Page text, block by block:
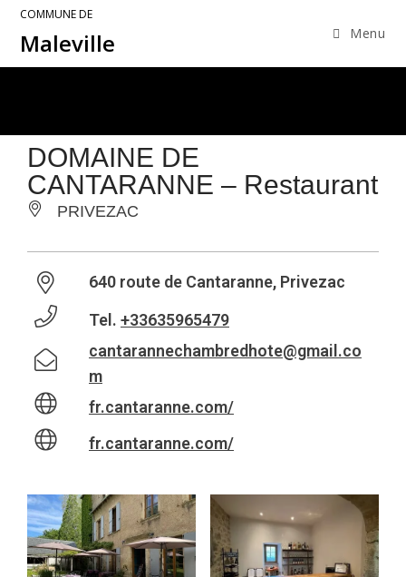
COMMUNE DE
Maleville Menu
DOMAINE DE
CANTARANNE – Restaurant
PRIVEZAC
640 route de Cantaranne, Privezac
Tel. +33635965479
cantarannechambredhote@gmail.co
m
fr.cantaranne.com/
fr.cantaranne.com/